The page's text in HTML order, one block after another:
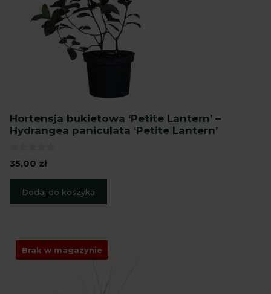
Hortensja bukietowa ‘Petite Lantern’ –
Hydrangea paniculata ‘Petite Lantern’
0
z
35,00 zł
Dodaj do koszyka
Brak w magazynie